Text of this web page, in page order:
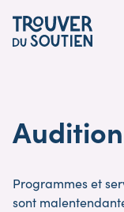
to
main
Programmes et
sont